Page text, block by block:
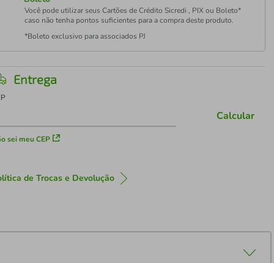
Você pode utilizar seus Cartões de Crédito Sicredi , PIX ou Boleto*
caso não tenha pontos suficientes para a compra deste produto.
*Boleto exclusivo para associados PJ
Entrega
sei meu CEP
Calcular
de Trocas e Devolução